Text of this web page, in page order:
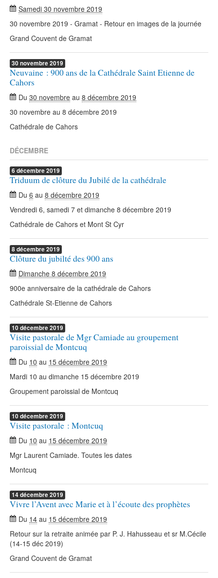
Samedi 30 novembre 2019
30 novembre 2019 - Gramat - Retour en images de la journée
Grand Couvent de Gramat
30 novembre2019
Neuvaine : 900 ans de la Cathédrale Saint Etienne de
Cahors
Du 30 novembre au 8 décembre 2019
30 novembre au 8 décembre 2019
Cathédrale de Cahors
DÉCEMBRE
6 décembre2019
Triduum de clôture du Jubilé de la cathédrale
Du 6 au 8 décembre 2019
Vendredi 6, samedi 7 et dimanche 8 décembre 2019
Cathédrale de Cahors et Mont St Cyr
8décembre2019
Clôture du jubilté des 900 ans
Dimanche 8 décembre 2019
900e anniversaire de la cathédrale de Cahors
Cathédrale St-Etienne de Cahors
10 décembre2019
Visite pastorale de Mgr Camiade au groupement
paroissial de Montcuq
Du 10 au 15 décembre 2019
Mardi 10 au dimanche 15 décembre 2019
Groupement paroissial de Montcuq
10 décembre2019
Visite pastorale : Montcuq
Du 10 au 15 décembre 2019
Mgr Laurent Camiade. Toutes les dates
Montcuq
14décembre2019
Vivre l’Avent avec Marie et à l’écoute des prophètes
Du 14 au 15 décembre 2019
Retour sur la retraite animée par P. J. Hahusseau et sr M.Cécile
(14-15 déc 2019)
Grand Couvent de Gramat